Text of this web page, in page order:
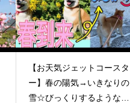
【お天気ジェットコースタ
ー】春の陽気→いきなりの
雪☆びっくりするような目